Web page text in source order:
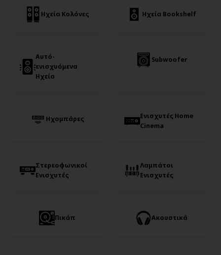
Ηχεία Κολόνες Ηχεία Bookshelf
Αυτό-
ενισχυόμενα
Ηχεία
Subwoofer
Ηχομπάρες
Ενισχυτές Home
Cinema
Στερεοφωνικοί
Ενισχυτές
Λαμπάτοι
Ενισχυτές
Πικάπ Ακουστικά